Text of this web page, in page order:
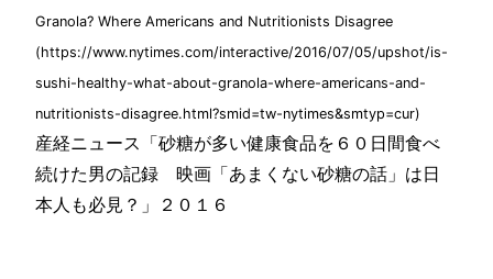
Granola? Where Americans and Nutritionists Disagree
(https://www.nytimes.com/interactive/2016/07/05/upshot/is-
sushi-healthy-what-about-granola-where-americans-and-
nutritionists-disagree.html?smid=tw-nytimes&smtyp=cur)
産経ニュース「砂糖が多い健康食品を６０日間食べ
続けた男の記録 映画「あまくない砂糖の話」は日
本人も必見？」２０１６